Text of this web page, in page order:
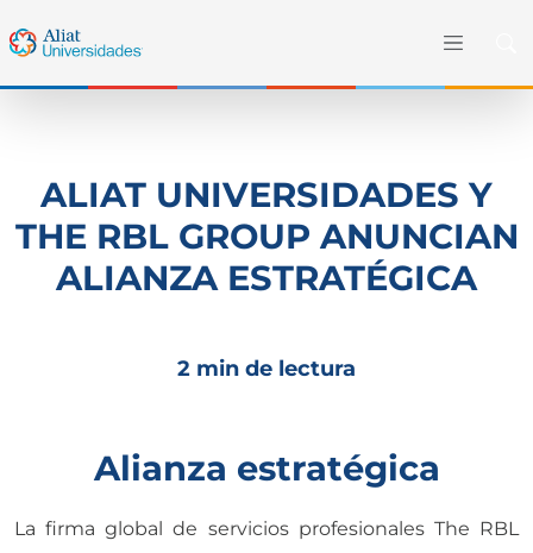
ALIAT UNIVERSIDADES Y
THE RBL GROUP ANUNCIAN
ALIANZA ESTRATÉGICA
2 min de lectura
Alianza estratégica
La firma global de servicios profesionales The RBL